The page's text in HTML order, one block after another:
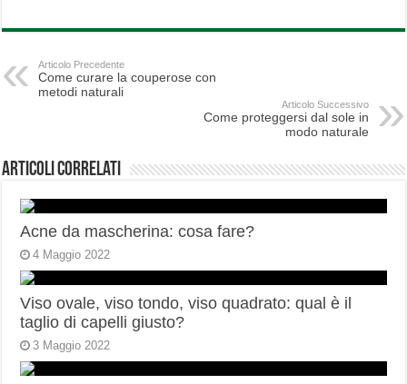
Articolo Precedente
Come curare la couperose con
metodi naturali
Articolo Successivo
Come proteggersi dal sole in
modo naturale
Articoli correlati
Acne da mascherina: cosa fare?
4 Maggio 2022
Viso ovale, viso tondo, viso quadrato: qual è il
taglio di capelli giusto?
3 Maggio 2022